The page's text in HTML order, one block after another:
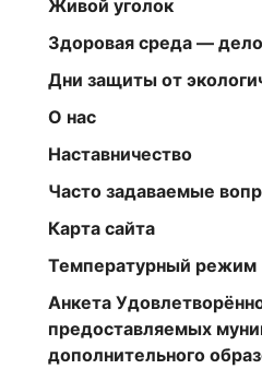
Живой уголок
Здоровая среда —
Дни защиты от
О нас
Наставничество
Часто задаваемые
Карта сайта
Температурный режим
Анкета
предоставляемых
дополнительного